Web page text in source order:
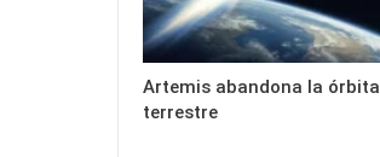
Artemis abandona la órbita
terrestre